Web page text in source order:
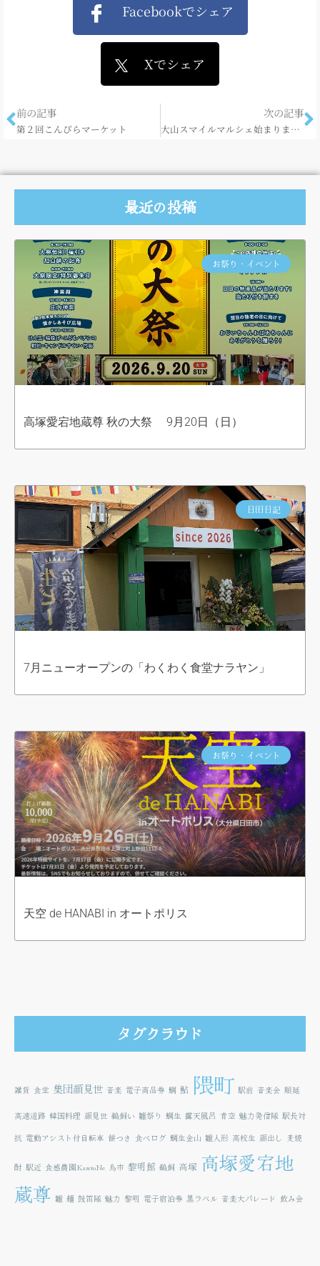
Facebookでシェア
Xでシェア
前の記事
第２回こんぴらマーケット
次の記事
大山スマイルマルシェ始まります！
最近の投稿
お祭り・イベント
高塚愛宕地蔵尊 秋の大祭 9月20日（日）
日田日記
7月ニューオープンの「わくわく食堂ナラヤン」
お祭り・イベント
天空 de HANABI in オートポリス
タグクラウド
雑貨 食堂 集団顔見世 音楽 電子商品券 鯛 鮎 隈町 駅前 音楽会 順延
高速道路 韓国料理 顔見世 鵜飼い 雛祭り 鯛生 露天風呂 青空 魅力発信隊 駅長対
抗 電動アシスト付自転車 餅つき 食べログ 鯛生金山 雛人形 高校生 顔出し 麦焼
酎 駅近 食感農園KazetoNe 鳥市 黎明館 鵜飼 高塚 高塚愛宕地
蔵尊 雛 麺 鼓笛隊 魅力 黎明 電子宿泊券 黒ラベル 音楽大パレード 飲み会